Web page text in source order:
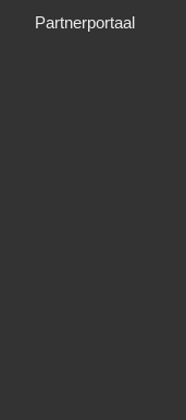
Partnerportaal